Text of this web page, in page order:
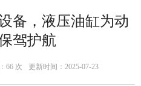
备，液压油缸为动
驾护航
66 次 更新时间：2025-07-23